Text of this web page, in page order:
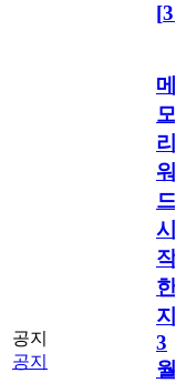
[31
공지
공지
메
모
리
워
드
시
작
한
지
3
월